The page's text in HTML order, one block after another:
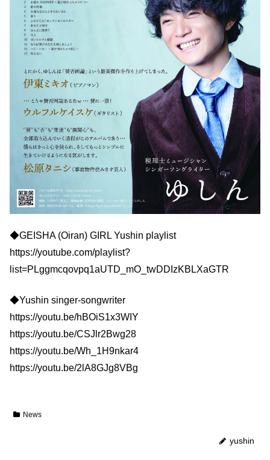
◆GEISHA (Oiran) GIRL Yushin playlist
https://youtube.com/playlist?
list=PLggmcqovpq1aUTD_mO_twDDIzKBLXaGTR
◆Yushin singer-songwriter
https://youtu.be/hBOiS1x3WIY
https://youtu.be/CSJlr2Bwg28
https://youtu.be/Wh_1H9nkar4
https://youtu.be/2lA8GJg8VBg
News
yushin